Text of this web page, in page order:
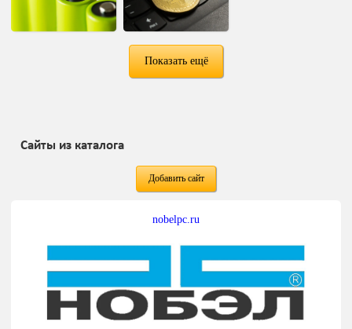
Показать ещё
Сайты из каталога
Добавить сайт
nobelpc.ru